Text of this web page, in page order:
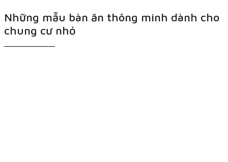
Những mẫu bàn ăn thông minh dành cho
chung cư nhỏ